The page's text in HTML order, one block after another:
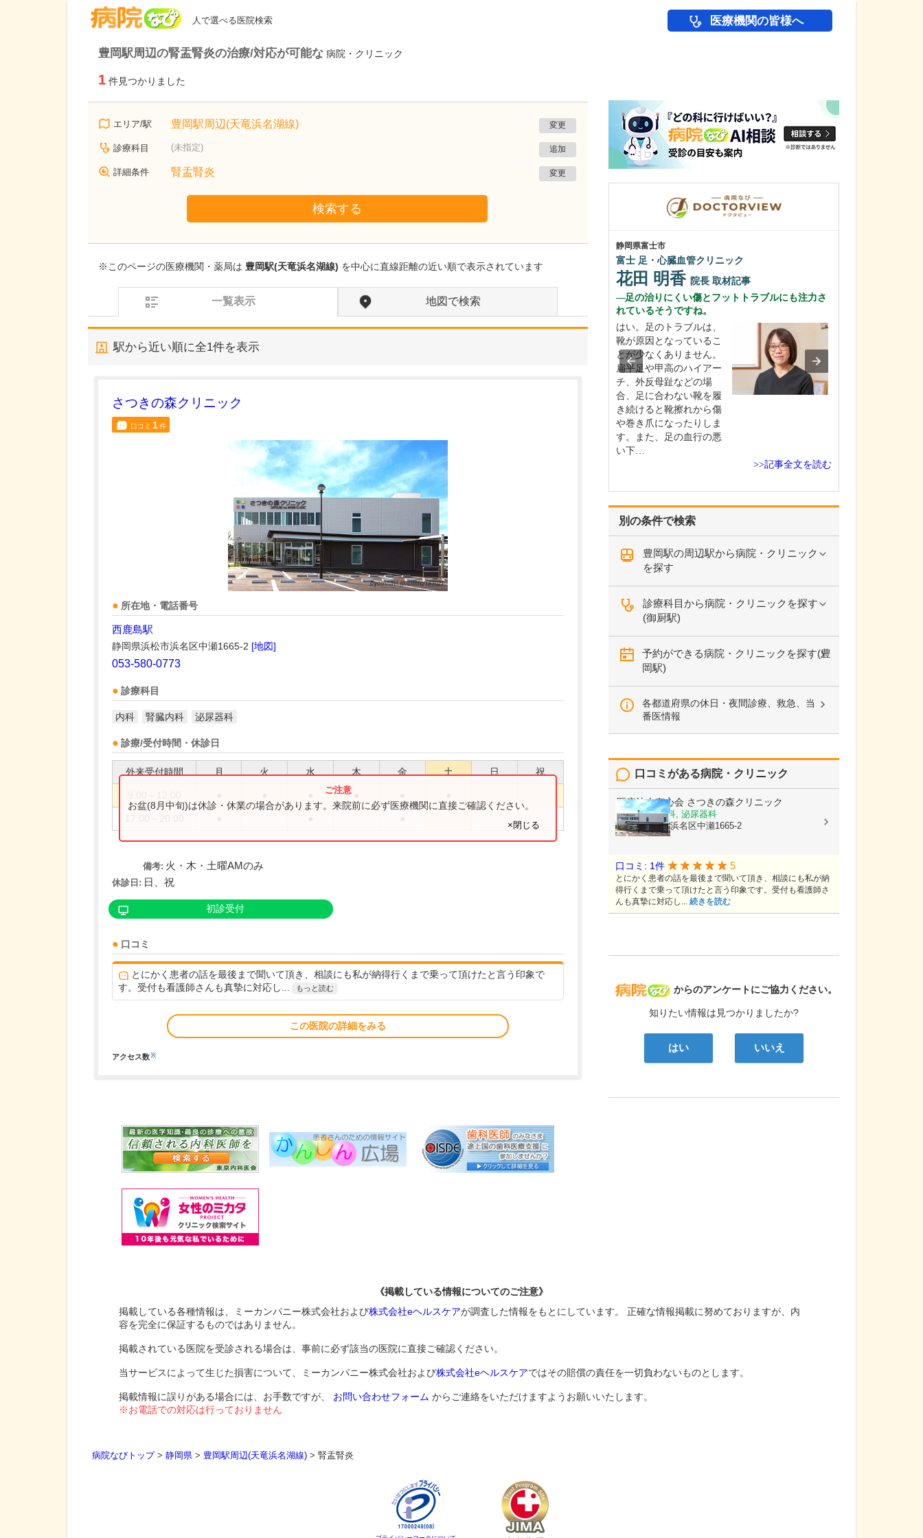
人で選べる医院検索 医療機関の皆様へ
豊岡駅周辺の腎盂腎炎の治療/対応が可能な 病院・クリニック
1 件見つかりました
エリア/駅 豊岡駅周辺(天竜浜名湖線) 変更
診療科目 (未指定) 追加
詳細条件 腎盂腎炎 変更
検索する
※このページの医療機関・薬局は 豊岡駅(天竜浜名湖線) を中心に直線距離の近い順で表示されています
一覧表示 地図で検索
駅から近い順に全1件を表示
さつきの森クリニック
口コミ 1件
所在地・電話番号
西鹿島駅
静岡県浜松市浜名区中瀬1665-2 [地図]
053-580-0773
診療科目
内科 腎臓内科 泌尿器科
診療/受付時間・休診日
外来受付時間 月 火 水 木 金 土 日 祝
お盆(8月中旬)は休診・休業の場合があります。来院前に必ず医療機関に直接ご確認ください。
×閉じる
備考: 火・木・土曜AMのみ
休診日: 日、祝
初診受付
口コミ
とにかく患者の話を最後まで聞いて頂き、相談にも私が納得行くまで乗って頂けたと言う印象で
す。受付も看護師さんも真摯に対応し...
もっと読む
この医院の詳細をみる
アクセス数※
別の条件で検索
豊岡駅の周辺駅から病院・クリニック
を探す
診療科目から病院・クリニックを探す
(御厨駅)
予約ができる病院・クリニックを探す(豊
岡駅)
各都道府県の休日・夜間診療、救急、当
番医情報
病院なび
からのアンケートにご協力ください。
知りたい情報は見つかりましたか?
はい いいえ
口コミがある病院・クリニック
医療法人有心会 さつきの森クリニック
内科, 腎臓内科, 泌尿器科
静岡県浜松市浜名区中瀬1665-2
口コミ: 1件 5
とにかく患者の話を最後まで聞いて頂き、相談にも私が納
得行くまで乗って頂けたと言う印象です。受付も看護師さ
んも真摯に対応し... 続きを読む
静岡県富士市
富士 足・心臓血管クリニック
花田 明香 院長 取材記事
足の治りにくい傷とフットトラブルにも注力さ
れているそうですね。
はい。足のトラブルは、
靴が原因となっているこ
とが少なくありません。
扁平足や甲高のハイアー
チ、外反母趾などの場
合、足に合わない靴を履
き続けると靴擦れから傷
や巻き爪になったりしま
す。また、足の血行の悪
い下…
>>記事全文を読む
福岡県北九州市小倉北区
ひまわりレディースクリニック小倉
貴院が力を入れている不妊治療について、どの
ような診療が受けられるのか教えてください。
当院の特長は、タイミン
野…
《掲載している情報についてのご注意》
掲載している各種情報は、ミーカンパニー株式会社および株式会社eヘルスケアが調査した情報をもとにしています。 正確な情報掲載に努めておりますが、内
容を完全に保証するものではありません。
掲載されている医院を受診される場合は、事前に必ず該当の医院に直接ご確認ください。
当サービスによって生じた損害について、ミーカンパニー株式会社および株式会社eヘルスケアではその賠償の責任を一切負わないものとします。
掲載情報に誤りがある場合には、お手数ですが、 お問い合わせフォーム からご連絡をいただけますようお願いいたします。
※お電話での対応は行っておりません
病院なびトップ> 静岡県 > 豊岡駅周辺(天竜浜名湖線) > 腎盂腎炎